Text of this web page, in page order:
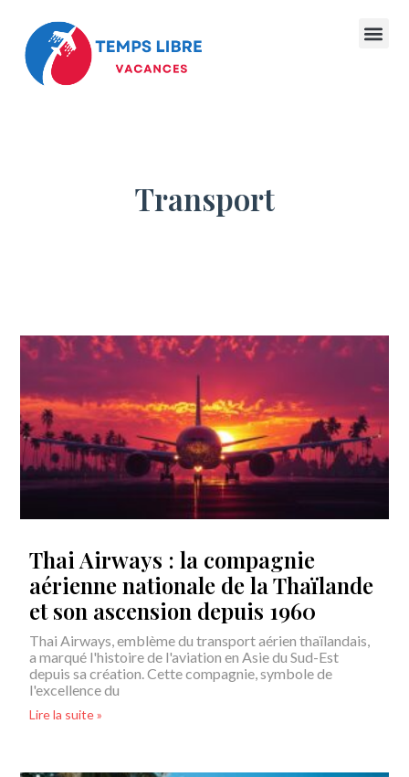
Transport
Thai Airways : la compagnie
aérienne nationale de la Thaïlande
et son ascension depuis 1960
Thai Airways, emblème du transport aérien thaïlandais,
a marqué l'histoire de l'aviation en Asie du Sud-Est
depuis sa création. Cette compagnie, symbole de
l'excellence du
Lire la suite »